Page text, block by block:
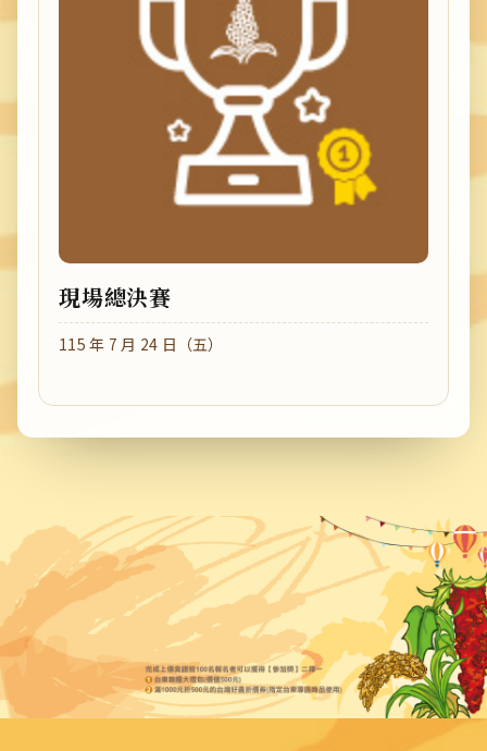
現場總決賽
115 年 7 月 24 日（五）